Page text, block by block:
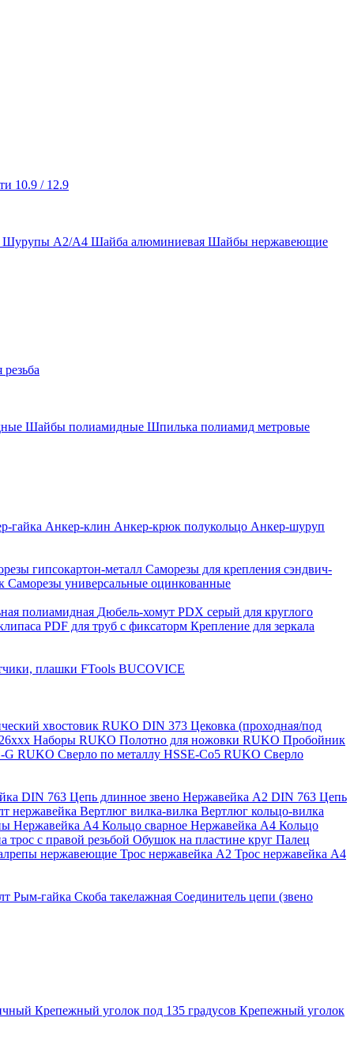
10.9 / 12.9
Шурупы А2/А4 Шайба алюминиевая Шайбы нержавеющие
Шайбы полиамидные Шпилька полиамид метровые
гайка Анкер-клин Анкер-крюк полукольцо Анкер-шуруп
гипсокартон-металл Саморезы для крепления сэндвич-
Саморезы универсальные оцинкованные
полиамидная Дюбель-хомут PDX серый для круглого
PDF для труб с фиксаторм Крепление для зеркала
плашки FTools BUCOVICE
хвостовик RUKO DIN 373 Цековка (проходная/под
Наборы RUKO Полотно для ножовки RUKO Пробойник
G RUKO Сверло по металлу HSSE-Co5 RUKO Сверло
DIN 763 Цепь длинное звено Нержавейка A2 DIN 763 Цепь
нержавейка Вертлюг вилка-вилка Вертлюг кольцо-вилка
Нержавейка А4 Кольцо сварное Нержавейка A4 Кольцо
трос с правой резьбой Обушок на пластине круг Палец
нержавеющие Трос нержавейка А2 Трос нержавейка А4
Рым-гайка Скоба такелажная Соединитель цепи (звено
Крепежный уголок под 135 градусов Крепежный уголок